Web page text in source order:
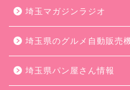
埼玉マガジンラジオ
埼玉県のグルメ自動販売
埼玉県パン屋さん情報